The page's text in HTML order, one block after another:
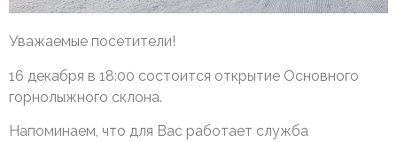
Уважаемые посетители!
16 декабря в 18:00 состоится открытие Основного
горнолыжного склона.
Напоминаем, что для Вас работает служба